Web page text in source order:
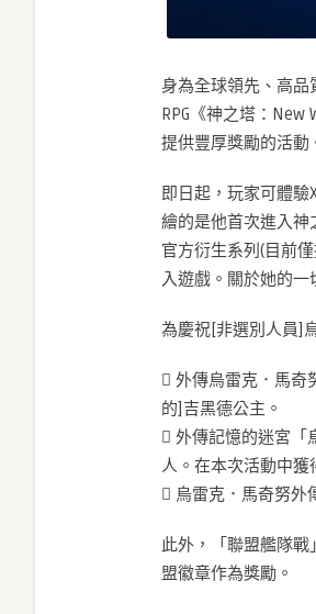
身為全球領先、高
RPG《神之塔：
提供豐厚獎勵的活動
即日起，玩家可體
繪的是他首次進入神
官方衍生系列(目前
入遊戲。關於她的
為慶祝[非選別人員]
 外傳烏雷克．馬奇
的]吉黑德公主。
 外傳記憶的迷宮「
人。在本次活動中獲
 烏雷克．馬奇努外
此外，「聯盟艦隊
盟徽章作為獎勵。